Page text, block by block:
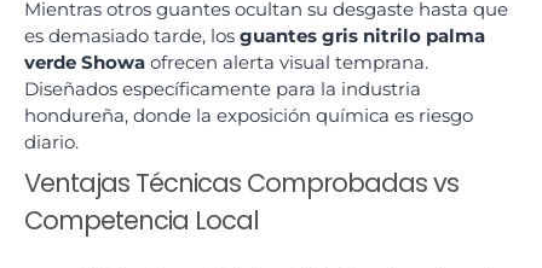
Mientras otros guantes ocultan su desgaste hasta que
es demasiado tarde, los guantes gris nitrilo palma
verde Showa ofrecen alerta visual temprana.
Diseñados específicamente para la industria
hondureña, donde la exposición química es riesgo
diario.
Ventajas Técnicas Comprobadas vs
Competencia Local